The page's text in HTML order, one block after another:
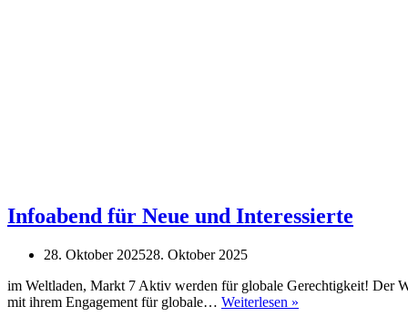
Infoabend für Neue und Interessierte
28. Oktober 202528. Oktober 2025
im Weltladen, Markt 7 Aktiv werden für globale Gerechtigkeit! Der
mit ihrem Engagement für globale… Weiterlesen »